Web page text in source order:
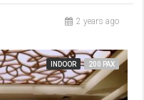
2 years ago
INDOOR 200 PAX